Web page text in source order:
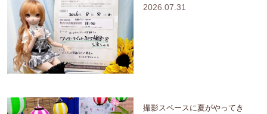
2026.07.31
撮影スペースに夏がやってき